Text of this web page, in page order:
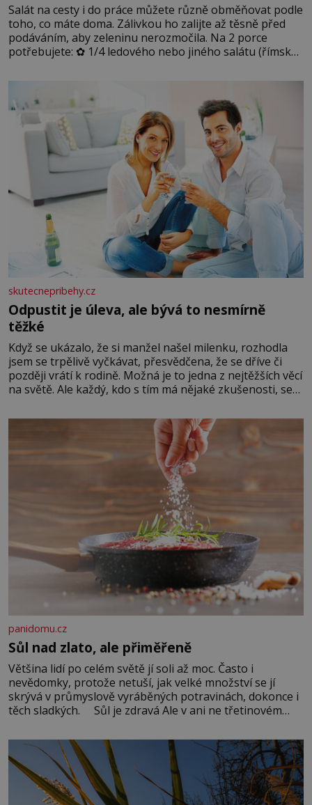
Salát na cesty i do práce můžete různě obměňovat podle
toho, co máte doma. Zálivkou ho zalijte až těsně před
podáváním, aby zeleninu nerozmočila. Na 2 porce
potřebujete: ✿ 1/4 ledového nebo jiného salátu (římský
okurky ✿ 2 rajčata Zálivka: ✿ 4 lžíce olivového oleje ✿ 1
lžíci citronové šťávy ✿ ½ stroužku
skutecnepribehy.cz
Odpustit je úleva, ale bývá to nesmírně
těžké
Když se ukázalo, že si manžel našel milenku, rozhodla
jsem se trpělivě vyčkávat, přesvědčena, že se dříve či
později vrátí k rodině. Možná je to jedna z nejtěžších věcí
na světě. Ale každý, kdo s tím má nějaké zkušenosti, se
Když se ke mně doneslo, že si manžel pořídil milenku,
panidomu.cz
Sůl nad zlato, ale přiměřeně
Většina lidí po celém světě jí soli až moc. Často i
nevědomky, protože netuší, jak velké množství se jí
skrývá v průmyslově vyráběných potravinách, dokonce i
těch sladkých. Sůl je zdravá Ale v ani ne třetinovém
základní složky– sodík a chlór – jsou zásadní pro
správné hospodaření